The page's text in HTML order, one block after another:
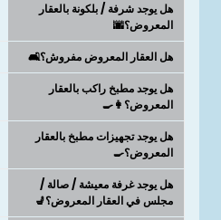
هل يوجد شرفة / بلكونة بالعقار
المعروض؟🌆
هل العقار المعروض مفروش؟🛋️
هل يوجد مطبخ راكب بالعقار
المعروض؟👩‍🍳
هل يوجد تجهيزات مطبخ بالعقار
المعروض؟🍳
هل يوجد غرفة معيشة / صالة /
مجلس في العقار المعروض؟💺